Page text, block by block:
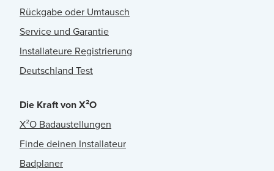
Rückgabe oder Umtausch
Service und Garantie
Installateure Registrierung
Deutschland Test
Die Kraft von X²O
X²O Badaustellungen
Finde deinen Installateur
Badplaner